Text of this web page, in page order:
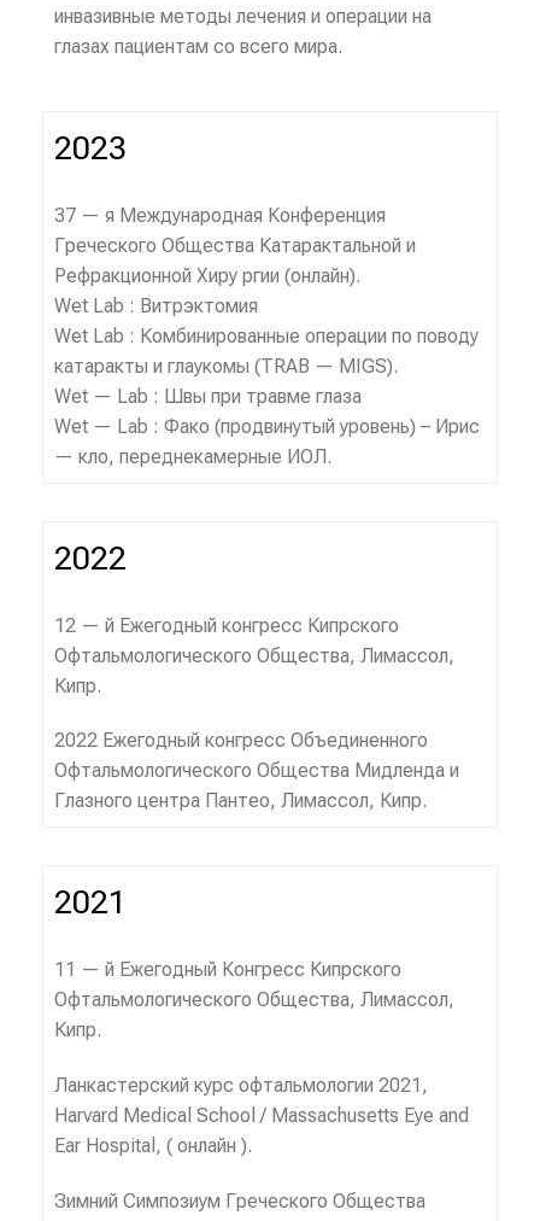
инвазивные методы лечения и операции на
глазах пациентам со всего мира.
2023
37 — я Международная Конференция
Греческого Общества Катарактальной и
Рефракционной Хиру ргии (онлайн).
Wet Lab : Витрэктомия
Wet Lab : Комбинированные операции по поводу
катаракты и глаукомы (TRAB — MIGS).
Wet — Lab : Швы при травме глаза
Wet — Lab : Фако (продвинутый уровень) – Ирис
— кло, переднекамерные ИОЛ.
2022
12 — й Ежегодный конгресс Кипрского
Офтальмологического Общества, Лимассол,
Кипр.
2022 Ежегодный конгресс Объединенного
Офтальмологического Общества Мидленда и
Глазного центра Пантео, Лимассол, Кипр.
2021
11 — й Ежегодный Конгресс Кипрского
Офтальмологического Общества, Лимассол,
Кипр.
Ланкастерский курс офтальмологии 2021,
Harvard Medical School / Massachusetts Eye and
Ear Hospital, ( онлайн ).
Зимний Симпозиум Греческого Общества